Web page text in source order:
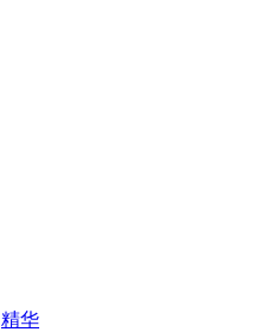
精华